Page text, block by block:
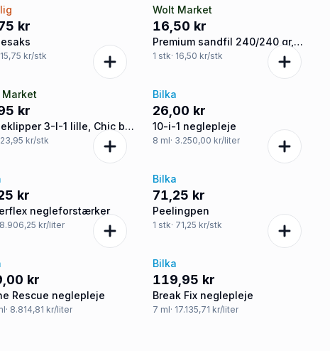
kr
15,75 kr/stk
Wolt Market
16,50 kr
Premium sandfil 240/240 gr,
Chic by Chris
1 stk· 16,50 kr/stk
Market
kr
3-I-1 lille, Chic by
23,95 kr/stk
Bilka
26,00 kr
10-i-1 neglepleje
8 ml· 3.250,00 kr/liter
kr
negleforstærker
8.906,25 kr/liter
Bilka
71,25 kr
Peelingpen
1 stk· 71,25 kr/stk
kr
Rescue neglepleje
· 8.814,81 kr/liter
Bilka
119,95 kr
Break Fix neglepleje
7 ml· 17.135,71 kr/liter